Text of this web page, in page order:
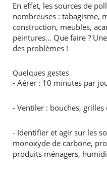
En effet, les sources de
nombreuses : tabagisme,
construction, meubles,
peintures… Que faire ?
des problèmes !
Quelques gestes
- Aérer : 10 minutes par
- Ventiler : bouches, grilles
- Identifier et agir sur les
monoxyde de carbone,
produits ménagers,